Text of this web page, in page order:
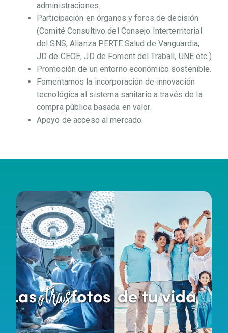
administraciones.
Participación en órganos y foros de decisión
(Comité Consultivo del Consejo Interterritorial
del SNS, Alianza PERTE Salud de Vanguardia,
JD de CEOE, JD de Foment del Traball, UNE etc.)
Promoción de un entorno económico sostenible.
Fomentamos la incorporación de innovación
tecnológica al sistema sanitario a través de la
compra pública basada en valor.
Apoyo de acceso al mercado.